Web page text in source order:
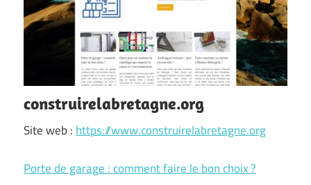
construirelabretagne.org
Site web : https://www.construirelabretagne.org
Porte de garage : comment faire le bon choix ?